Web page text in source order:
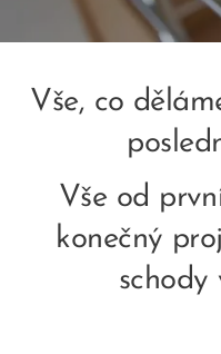
Vše, co
Vše od
konečný
schody